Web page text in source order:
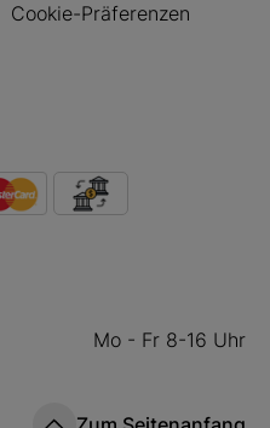
Cookie-Präferenzen
Mo - Fr 8-16 Uhr